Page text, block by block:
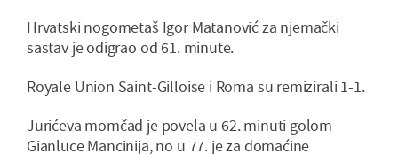
Hrvatski nogometaš Igor Matanović za njemački
sastav je odigrao od 61. minute.
Royale Union Saint-Gilloise i Roma su remizirali 1-1.
Jurićeva momčad je povela u 62. minuti golom
Gianluce Mancinija, no u 77. je za domaćine